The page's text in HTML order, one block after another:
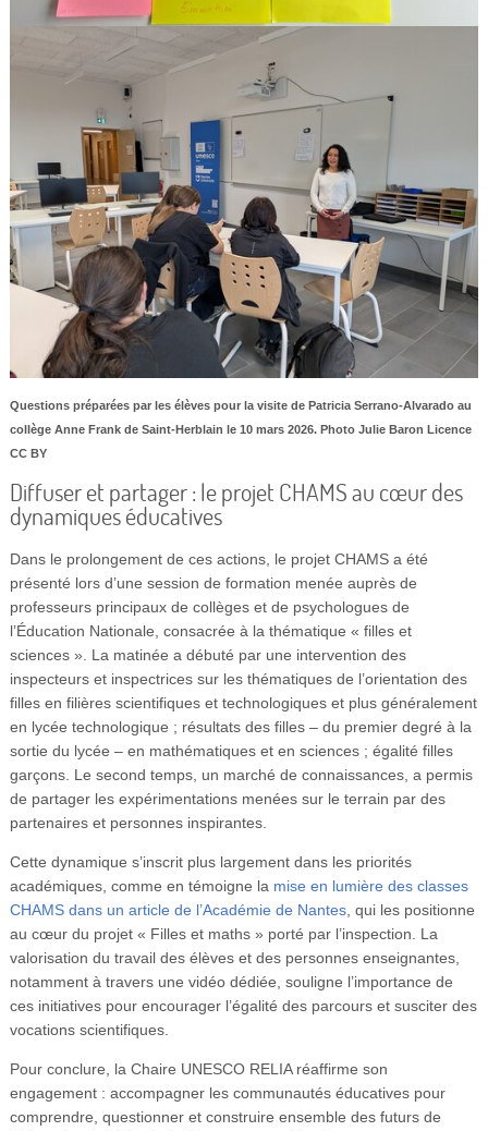
Questions préparées par les élèves pour la visite de Patricia Serrano-Alvarado au
collège Anne Frank de Saint-Herblain le 10 mars 2026. Photo Julie Baron Licence
CC BY
Diffuser et partager : le projet CHAMS au cœur des
dynamiques éducatives
Dans le prolongement de ces actions, le projet CHAMS a été
présenté lors d’une session de formation menée auprès de
professeurs principaux de collèges et de psychologues de
l’Éducation Nationale, consacrée à la thématique « filles et
sciences ». La matinée a débuté par une intervention des
inspecteurs et inspectrices sur les thématiques de l’orientation des
filles en filières scientifiques et technologiques et plus généralement
en lycée technologique ; résultats des filles – du premier degré à la
sortie du lycée – en mathématiques et en sciences ; égalité filles
garçons. Le second temps, un marché de connaissances, a permis
de partager les expérimentations menées sur le terrain par des
partenaires et personnes inspirantes.
Cette dynamique s’inscrit plus largement dans les priorités
académiques, comme en témoigne la mise en lumière des classes
CHAMS dans un article de l’Académie de Nantes, qui les positionne
au cœur du projet « Filles et maths » porté par l’inspection. La
valorisation du travail des élèves et des personnes enseignantes,
notamment à travers une vidéo dédiée, souligne l’importance de
ces initiatives pour encourager l’égalité des parcours et susciter des
vocations scientifiques.
Pour conclure, la Chaire UNESCO RELIA réaffirme son
engagement : accompagner les communautés éducatives pour
comprendre, questionner et construire ensemble des futurs de